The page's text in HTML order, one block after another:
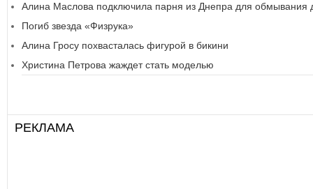
Алина Маслова подключила парня из Днепра для обмывания
Погиб звезда «Физрука»
Алина Гросу похвасталась фигурой в бикини
Христина Петрова жаждет стать моделью
РЕКЛАМА